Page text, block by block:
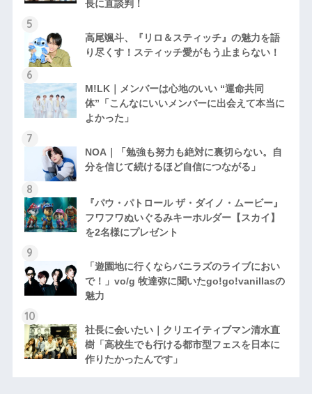
長に直談判！
高尾颯斗、『リロ＆スティッチ』の魅力を語
り尽くす！スティッチ愛がもう止まらない！
M!LK｜メンバーは心地のいい “運命共同
体”「こんなにいいメンバーに出会えて本当に
よかった」
NOA｜「勉強も努力も絶対に裏切らない。自
分を信じて続けるほど自信につながる」
『パウ・パトロール ザ・ダイノ・ムービー』
フワフワぬいぐるみキーホルダー【スカイ】
を2名様にプレゼント
「遊園地に行くならバニラズのライブにおい
で！」vo/g 牧達弥に聞いたgo!go!vanillasの
魅力
社長に会いたい｜クリエイティブマン清水直
樹「高校生でも行ける都市型フェスを日本に
作りたかったんです」